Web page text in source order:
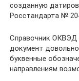
созданную
Росстандарта №
Справочник ОКВЭД
документ
буквенные
направлениям